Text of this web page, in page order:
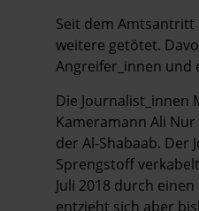
Seit dem Amtsantritt
weitere getötet.
Angreifer_innen und
Die Journalist_innen
Kameramann Ali
der Al-Shabaab. Der
Sprengstoff
Juli 2018 durch
entzieht sich aber